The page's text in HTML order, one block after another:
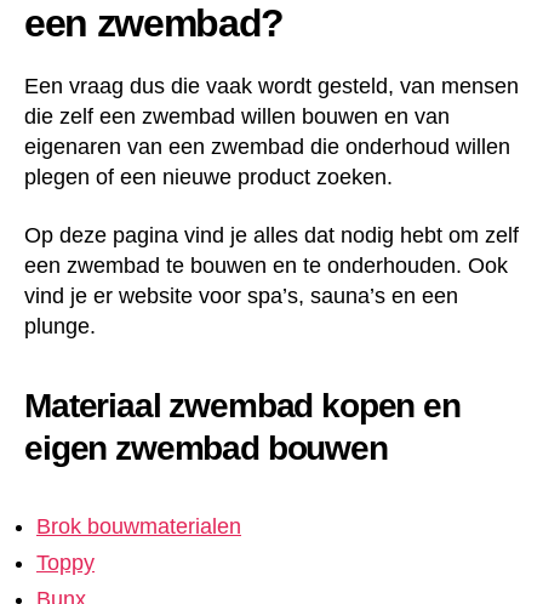
een zwembad?
Een vraag dus die vaak wordt gesteld, van mensen
die zelf een zwembad willen bouwen en van
eigenaren van een zwembad die onderhoud willen
plegen of een nieuwe product zoeken.
Op deze pagina vind je alles dat nodig hebt om zelf
een zwembad te bouwen en te onderhouden. Ook
vind je er website voor spa’s, sauna’s en een
plunge.
Materiaal zwembad kopen en
eigen zwembad bouwen
Brok bouwmaterialen
Toppy
Bunx